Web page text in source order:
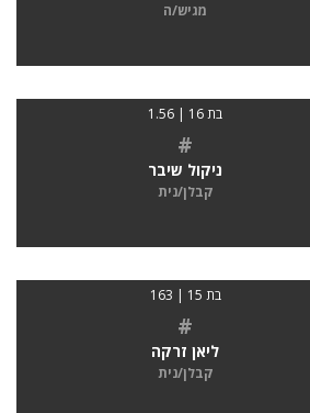
מגיש/ה
בת 16 | 1.56
#
ניקול שיבר
קבלן/נית
בת 15 | 163
#
ליאן זרקה
קבלן/נית